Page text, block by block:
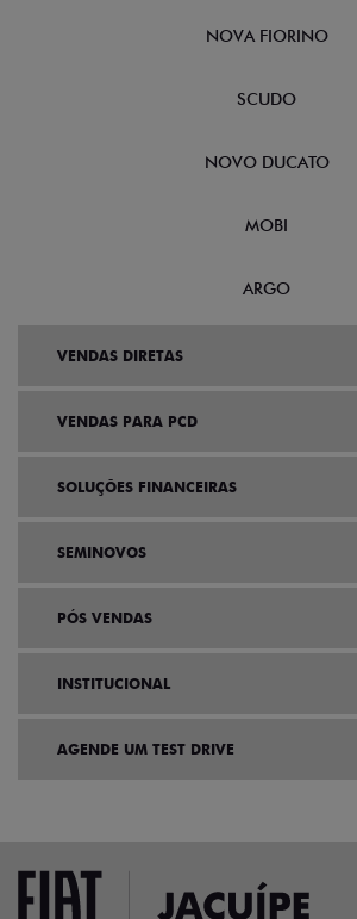
NOVA FIORINO
SCUDO
NOVO DUCATO
MOBI
ARGO
VENDAS DIRETAS
VENDAS PARA PCD
SOLUÇÕES FINANCEIRAS
SEMINOVOS
PÓS VENDAS
INSTITUCIONAL
AGENDE UM TEST DRIVE